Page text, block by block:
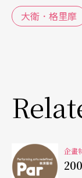
有道理——這套
來說，無論演
都會在拉奏時
被認為是「小
大師級的小提
大衛．格里摩
企畫